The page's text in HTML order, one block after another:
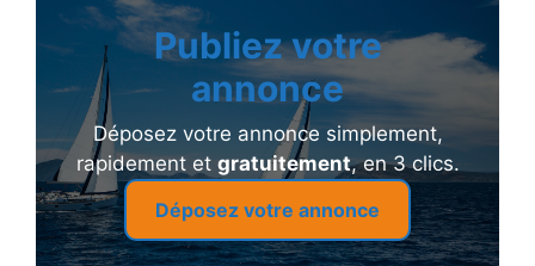
Publiez votre
annonce
Déposez votre annonce simplement,
rapidement et gratuitement, en 3 clics.
Déposez votre annonce